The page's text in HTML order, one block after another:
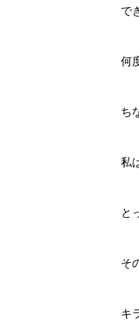
で
何
ち
私
と
そ
キ